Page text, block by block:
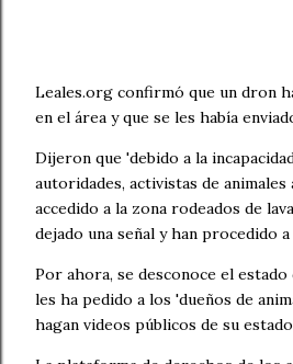
Leales.org confirmó que un dron
en el área y que se les había
Dijeron que 'debido a la
autoridades, activistas de animales
accedido a la zona rodeados de
dejado una señal y han procedido
Por ahora, se desconoce el estado
les ha pedido a los 'dueños de
hagan videos públicos de su